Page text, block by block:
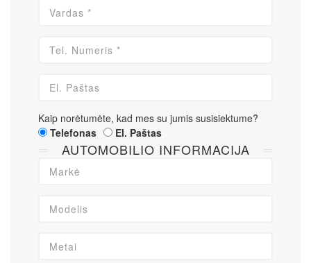
Kaip norėtumėte, kad mes su jumis susisiektume?
Telefonas
El. Paštas
AUTOMOBILIO INFORMACIJA